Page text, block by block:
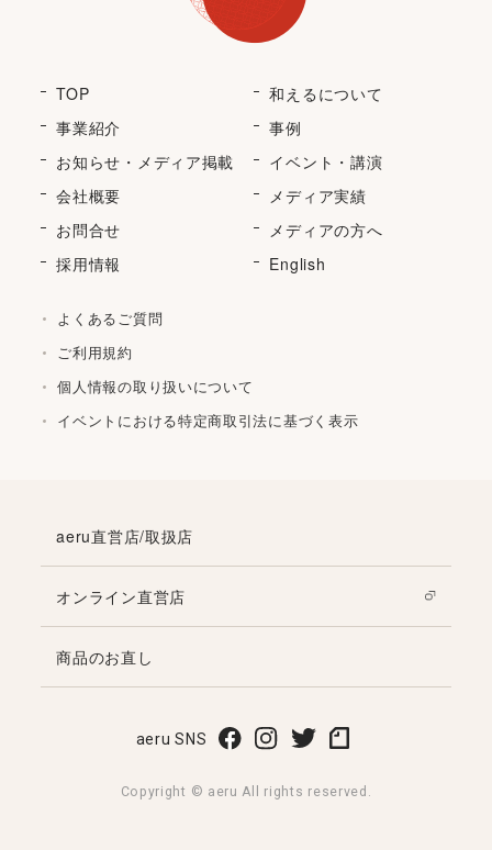
TOP
和えるについて
事業紹介
事例
お知らせ・メディア掲載
イベント・講演
会社概要
メディア実績
お問合せ
メディアの方へ
採用情報
English
よくあるご質問
ご利用規約
個人情報の取り扱いについて
イベントにおける特定商取引法に基づく表示
aeru直営店/取扱店
オンライン直営店
商品のお直し
aeru SNS
Copyright © aeru All rights reserved.